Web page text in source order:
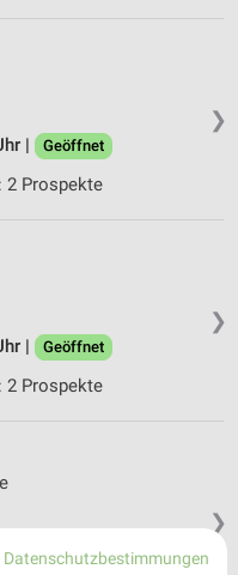
❯
|
Geöffnet
2 Prospekte
❯
|
Geöffnet
2 Prospekte
❯
|
Geöffnet
Datenschutzbestimmungen